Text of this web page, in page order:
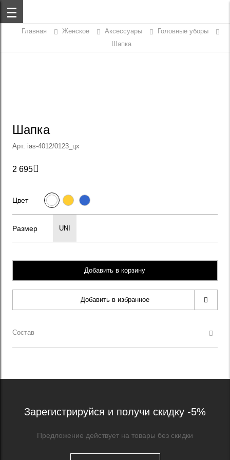
Главная Женское Аксессуары
Головные уборы
Шапка
Шапка
Арт. ias-4012/0123_цх
2 695
Цвет
Размер UNI
Добавить в корзину
Добавить в избранное
Состав
Зарегистрируйся и получи скидку -5%
Предложение действует на товары без скидки